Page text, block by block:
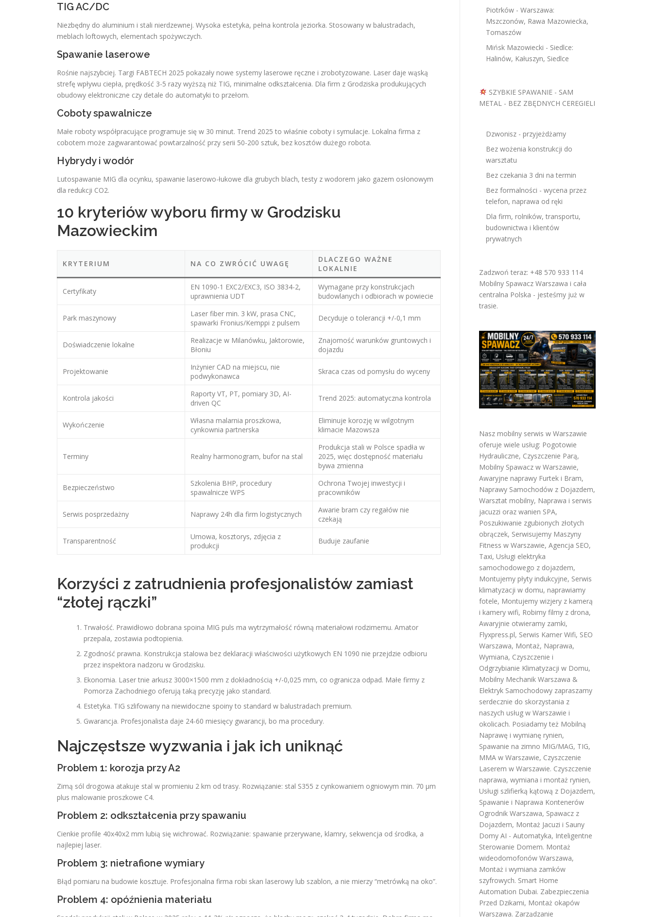
TIG AC/DC
Niezbędny do aluminium i stali nierdzewnej. Wysoka estetyka, pełna kontrola jeziorka. Stosowany w balustradach,
meblach loftowych, elementach spożywczych.
Spawanie laserowe
Rośnie najszybciej. Targi FABTECH 2025 pokazały nowe systemy laserowe ręczne i zrobotyzowane. Laser daje wąską
strefę wpływu ciepła, prędkość 3-5 razy wyższą niż TIG, minimalne odkształcenia. Dla firm z Grodziska produkujących
obudowy elektroniczne czy detale do automatyki to przełom.
Coboty spawalnicze
Małe roboty współpracujące programuje się w 30 minut. Trend 2025 to właśnie coboty i symulacje. Lokalna firma z
cobotem może zagwarantować powtarzalność przy serii 50-200 sztuk, bez kosztów dużego robota.
Hybrydy i wodór
Lutospawanie MIG dla ocynku, spawanie laserowo-łukowe dla grubych blach, testy z wodorem jako gazem osłonowym
dla redukcji CO2.
10 kryteriów wyboru firmy w Grodzisku
Mazowieckim
KRYTERIUM NA CO ZWRÓCIĆ UWAGĘ
DLACZEGO WAŻNE
LOKALNIE
Certyfikaty
EN 1090-1 EXC2/EXC3, ISO 3834-2,
uprawnienia UDT
Wymagane przy konstrukcjach
budowlanych i odbiorach w powiecie
Park maszynowy
Laser fiber min. 3 kW, prasa CNC,
spawarki Fronius/Kemppi z pulsem
Decyduje o tolerancji +/-0,1 mm
Doświadczenie lokalne
Realizacje w Milanówku, Jaktorowie,
Błoniu
Znajomość warunków gruntowych i
dojazdu
Projektowanie
Inżynier CAD na miejscu, nie
podwykonawca
Skraca czas od pomysłu do wyceny
Kontrola jakości
Raporty VT, PT, pomiary 3D, AI-
driven QC
Trend 2025: automatyczna kontrola
Wykończenie
Własna malarnia proszkowa,
cynkownia partnerska
Eliminuje korozję w wilgotnym
klimacie Mazowsza
Terminy Realny harmonogram, bufor na stal
Produkcja stali w Polsce spadła w
2025, więc dostępność materiału
bywa zmienna
Bezpieczeństwo
Szkolenia BHP, procedury
spawalnicze WPS
Ochrona Twojej inwestycji i
pracowników
Serwis posprzedażny Naprawy 24h dla firm logistycznych
Awarie bram czy regałów nie
czekają
Transparentność
Umowa, kosztorys, zdjęcia z
produkcji
Buduje zaufanie
Korzyści z zatrudnienia profesjonalistów zamiast
“złotej rączki”
Trwałość. Prawidłowo dobrana spoina MIG puls ma wytrzymałość równą materiałowi rodzimemu. Amator
przepala, zostawia podtopienia.
Zgodność prawna. Konstrukcja stalowa bez deklaracji właściwości użytkowych EN 1090 nie przejdzie odbioru
przez inspektora nadzoru w Grodzisku.
Ekonomia. Laser tnie arkusz 3000×1500 mm z dokładnością +/-0,025 mm, co ogranicza odpad. Małe firmy z
Pomorza Zachodniego oferują taką precyzję jako standard.
Estetyka. TIG szlifowany na niewidoczne spoiny to standard w balustradach premium.
Gwarancja. Profesjonalista daje 24-60 miesięcy gwarancji, bo ma procedury.
Najczęstsze wyzwania i jak ich uniknąć
Problem 1: korozja przy A2
Zimą sól drogowa atakuje stal w promieniu 2 km od trasy. Rozwiązanie: stal S355 z cynkowaniem ogniowym min. 70 µm
plus malowanie proszkowe C4.
Problem 2: odkształcenia przy spawaniu
Cienkie profile 40x40x2 mm lubią się wichrować. Rozwiązanie: spawanie przerywane, klamry, sekwencja od środka, a
najlepiej laser.
Problem 3: nietrafione wymiary
Błąd pomiaru na budowie kosztuje. Profesjonalna firma robi skan laserowy lub szablon, a nie mierzy “metrówką na oko”.
Problem 4: opóźnienia materiału
Piotrków - Warszawa:
Mszczonów, Rawa Mazowiecka,
Tomaszów
Mińsk Mazowiecki - Siedlce:
Halinów, Kałuszyn, Siedlce
SZYBKIE SPAWANIE - SAM
METAL - BEZ ZBĘDNYCH CEREGIELI
Dzwonisz - przyjeżdżamy
Bez wożenia konstrukcji do
warsztatu
Bez czekania 3 dni na termin
Bez formalności - wycena przez
telefon, naprawa od ręki
Dla firm, rolników, transportu,
budownictwa i klientów
prywatnych
Zadzwoń teraz: +48 570 933 114
Mobilny Spawacz Warszawa i cała
centralna Polska - jesteśmy już w
trasie.
Nasz mobilny serwis w Warszawie
oferuje wiele usług: Pogotowie
Hydrauliczne, Czyszczenie Parą,
Mobilny Spawacz w Warszawie,
Awaryjne naprawy Furtek i Bram,
Naprawy Samochodów z Dojazdem,
Warsztat mobilny, Naprawa i serwis
jacuzzi oraz wanien SPA,
Poszukiwanie zgubionych złotych
obrączek, Serwisujemy Maszyny
Fitness w Warszawie, Agencja SEO,
Taxi, Usługi elektryka
samochodowego z dojazdem,
Montujemy płyty indukcyjne, Serwis
klimatyzacji w domu, naprawiamy
fotele, Montujemy wizjery z kamerą
i kamery wifi, Robimy filmy z drona,
Awaryjnie otwieramy zamki,
Flyxpress.pl, Serwis Kamer Wifi, SEO
Warszawa, Montaż, Naprawa,
Wymiana, Czyszczenie i
Odgrzybianie Klimatyzacji w Domu,
Mobilny Mechanik Warszawa &
Elektryk Samochodowy zapraszamy
serdecznie do skorzystania z
naszych usług w Warszawie i
okolicach. Posiadamy też Mobilną
Naprawę i wymianę rynien,
Spawanie na zimno MIG/MAG, TIG,
MMA w Warszawie, Czyszczenie
Laserem w Warszawie. Czyszczenie
naprawa, wymiana i montaż rynien,
Usługi szlifierką kątową z Dojazdem,
Spawanie i Naprawa Kontenerów
Ogrodnik Warszawa, Spawacz z
Dojazdem, Montaż Jacuzi i Sauny
Domy AI - Automatyka, Inteligentne
Sterowanie Domem. Montaż
wideodomofonów Warszawa,
Montaż i wymiana zamków
szyfrowych. Smart Home
Automation Dubai. Zabezpieczenia
Przed Dzikami, Montaż okapów
Warszawa. Zarządzanie